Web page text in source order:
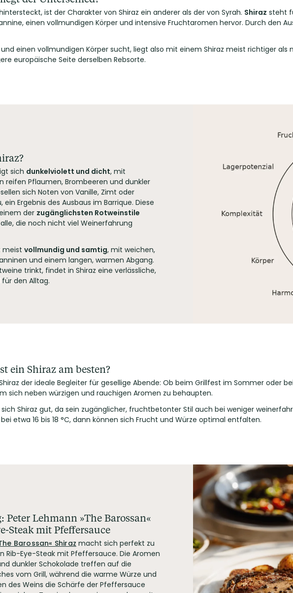
ist der Charakter von Shiraz ein anderer als der von Syrah. Shiraz steht
einen vollmundigen Körper und intensive Fruchtaromen hervor. Durch den
einen vollmundigen Körper sucht, liegt also mit einem Shiraz meist richtiger als
europäische Seite derselben Rebsorte.
sich dunkelviolett und dicht, mit
reifen Pflaumen, Brombeeren und dunkler
sich Noten von Vanille, Zimt oder
Ergebnis des Ausbaus im Barrique. Diese
der zugänglichsten Rotweinstile
die noch nicht viel Weinerfahrung
meist vollmundig und samtig, mit weichen,
und einem langen, warmen Abgang.
trinkt, findet in Shiraz eine verlässliche,
den Alltag.
ein Shiraz am besten?
der ideale Begleiter für gesellige Abende: Ob beim Grillfest im Sommer oder
sich neben würzigen und rauchigen Aromen zu behaupten.
Shiraz gut, da sein zugänglicher, fruchtbetonter Stil auch bei weniger
etwa 16 bis 18 °C, dann können sich Frucht und Würze optimal entfalten.
Peter Lehmann »The Barossan«
Steak mit Pfeffersauce
Barossan« Shiraz macht sich perfekt zu
Rib-Eye-Steak mit Pfeffersauce. Die Aromen
dunkler Schokolade treffen auf die
vom Grill, während die warme Würze und
des Weins die Schärfe der Pfeffersauce